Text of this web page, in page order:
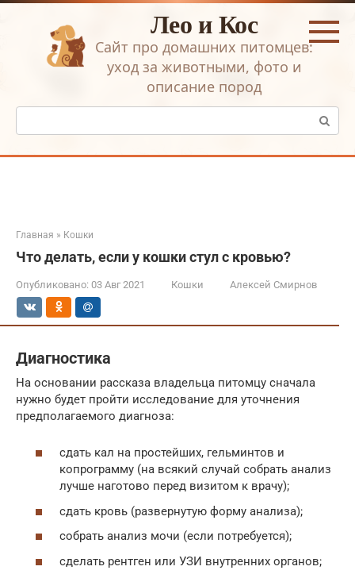
Перейти
Лео и Кос
Сайт про домашних питомцев:
уход за животными, фото и
описание пород
Поиск:
Главная » Кошки
Что делать, если у кошки стул с кровью?
Опубликовано: 03 Авг 2021 Кошки Алексей Смирнов
Диагностика
На основании рассказа владельца питомцу сначала
нужно будет пройти исследование для уточнения
предполагаемого диагноза:
сдать кал на простейших, гельминтов и
копрограмму (на всякий случай собрать анализ
лучше наготово перед визитом к врачу);
сдать кровь (развернутую форму анализа);
собрать анализ мочи (если потребуется);
сделать рентген или УЗИ внутренних органов;